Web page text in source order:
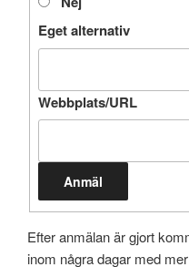
Eget alternativ
Webbplats/URL
Anmäl
Efter anmälan är gjort
inom några dagar med